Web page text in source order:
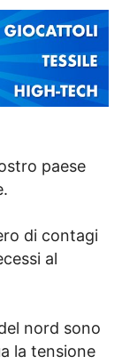
paese
di contagi
al
nord sono
la tensione